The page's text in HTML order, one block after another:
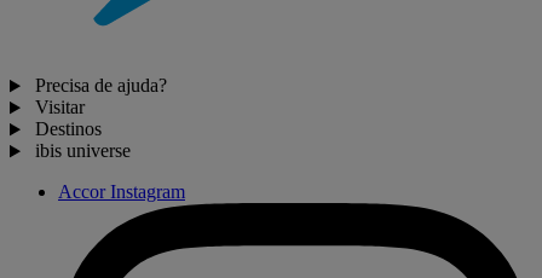
Precisa de ajuda?
Visitar
Destinos
ibis universe
Accor Instagram